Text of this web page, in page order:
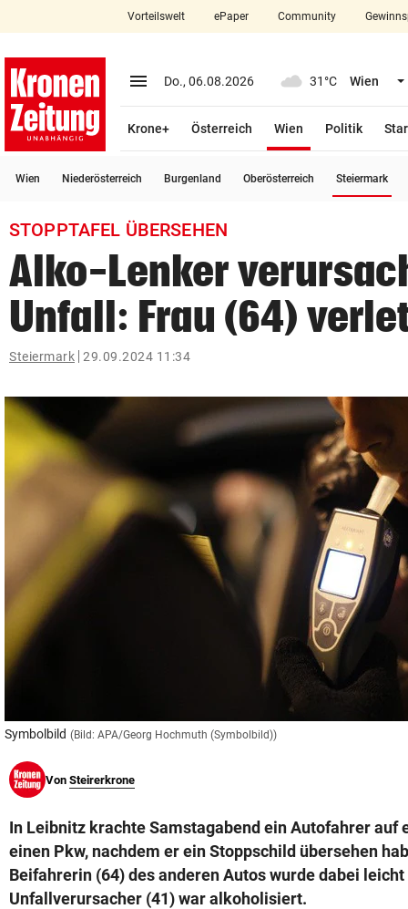
closeSchließen
account_circle Anmelden
arrow_right
Bundesland
bookmark
search
Suchbegriff
eingeben
© Krone Multimedia GmbH & Co KG 2026
Muthgasse 2, 1190 Wien
Vorteilswelt ePaper Community
menu Menü aufklappen
Do., 06.08.2026 31°C Wien
Krone+ Österreich Wien
Politik
Wien Niederösterreich Burgenland Oberösterreich Steiermark
STOPPTAFEL ÜBERSEHEN
Alko-Lenker
Unfall: Frau (64)
Steiermark 29.09.2024 11:34
Symbolbild (Bild: APA/Georg Hochmuth (Symbolbild))
Von Steirerkrone
In Leibnitz krachte Samstagabend ein Autofahrer auf
einen Pkw, nachdem er ein Stoppschild übersehen
Beifahrerin (64) des anderen Autos wurde dabei
Unfallverursacher (41) war alkoholisiert.